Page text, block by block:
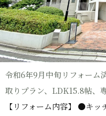
令和6年9月中旬リフォーム
取りプラン、LDK15.8帖、
【リフォーム内容】 ●キ